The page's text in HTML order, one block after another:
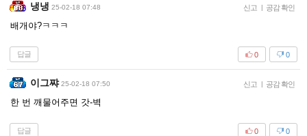
냉냉 25-02-18 07:48 신고 | 공감 확인
배개야?ㅋㅋㅋ
답글 0
0
이그쨔 25-02-18 07:50 신고 | 공감 확인
한 번 깨물어주면 갓-벽
답글 0
0